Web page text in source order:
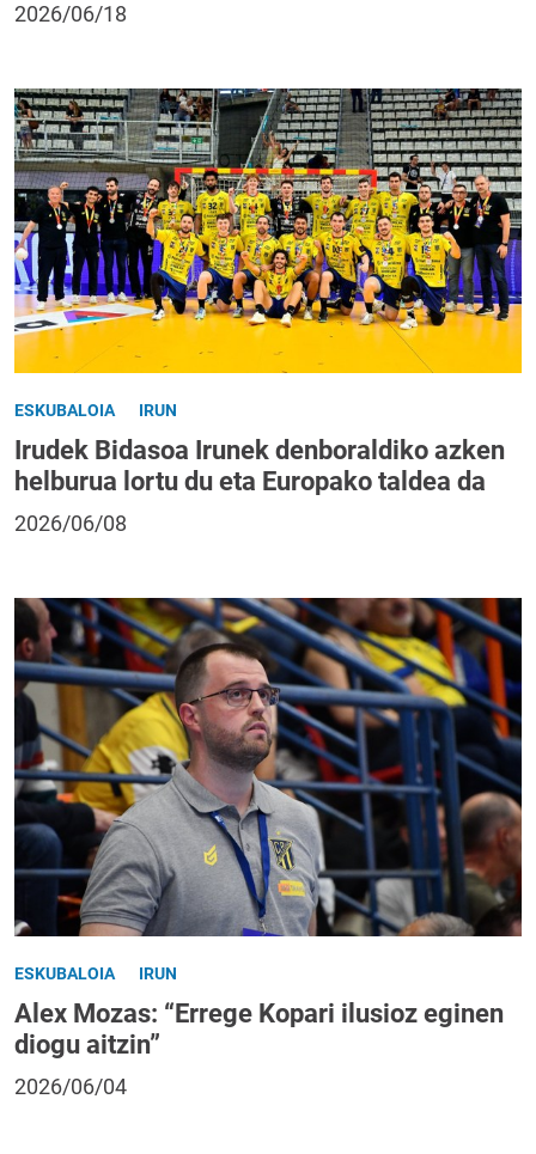
2026/06/18
ESKUBALOIA IRUN
Irudek Bidasoa Irunek denboraldiko azken
helburua lortu du eta Europako taldea da
2026/06/08
ESKUBALOIA IRUN
Alex Mozas: “Errege Kopari ilusioz eginen
diogu aitzin”
2026/06/04